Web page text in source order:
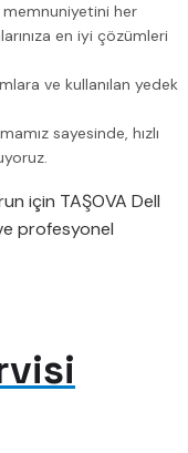
her
en iyi çözümleri
ve kullanılan yedek
sayesinde, hızlı
için TAŞOVA Dell
profesyonel